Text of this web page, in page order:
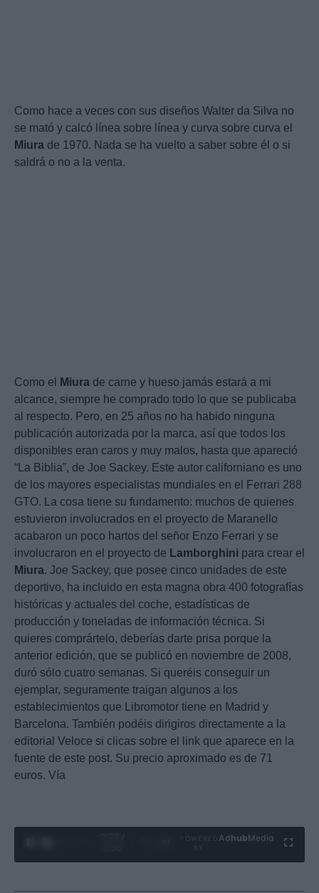
Como hace a veces con sus diseños Walter da Silva no
se mató y calcó línea sobre línea y curva sobre curva el
Miura de 1970. Nada se ha vuelto a saber sobre él o si
saldrá o no a la venta.
Como el Miura de carne y hueso jamás estará a mi
alcance, siempre he comprado todo lo que se publicaba
al respecto. Pero, en 25 años no ha habido ninguna
publicación autorizada por la marca, así que todos los
disponibles eran caros y muy malos, hasta que apareció
“La Biblia”, de Joe Sackey. Este autor californiano es uno
de los mayores especialistas mundiales en el Ferrari 288
GTO. La cosa tiene su fundamento: muchos de quienes
estuvieron involucrados en el proyecto de Maranello
acabaron un poco hartos del señor Enzo Ferrari y se
involucraron en el proyecto de Lamborghini para crear el
Miura. Joe Sackey, que posee cinco unidades de este
deportivo, ha incluido en esta magna obra 400 fotografías
históricas y actuales del coche, estadísticas de
producción y toneladas de información técnica. Si
quieres comprártelo, deberías darte prisa porque la
anterior edición, que se publicó en noviembre de 2008,
duró sólo cuatro semanas. Si queréis conseguir un
ejemplar, seguramente traigan algunos a los
establecimientos que Libromotor tiene en Madrid y
Barcelona. También podéis dirigiros directamente a la
editorial Veloce si clicas sobre el link que aparece en la
fuente de este post. Su precio aproximado es de 71
euros. Vía
0:29 /
Ad hubMedia